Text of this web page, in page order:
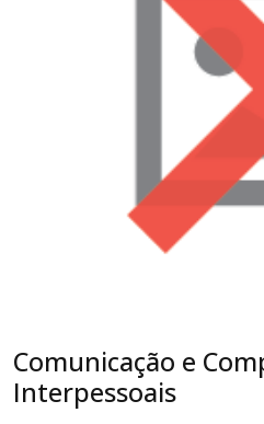
Comunicação e
Interpessoais